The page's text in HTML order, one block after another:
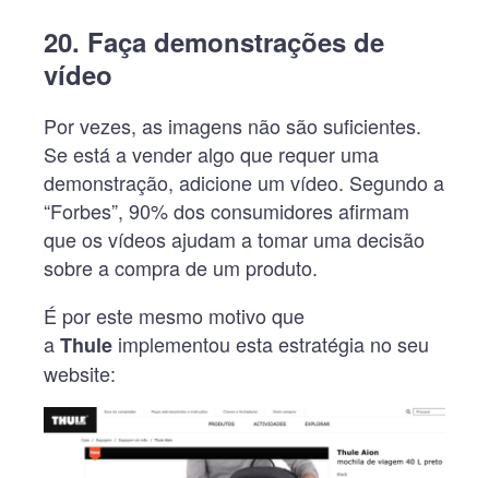
20. Faça demonstrações de
vídeo
Por vezes, as imagens não são suficientes.
Se está a vender algo que requer uma
demonstração, adicione um vídeo. Segundo a
“Forbes”, 90% dos consumidores afirmam
que os vídeos ajudam a tomar uma decisão
sobre a compra de um produto.
É por este mesmo motivo que
aThule implementou esta estratégia no seu
website: